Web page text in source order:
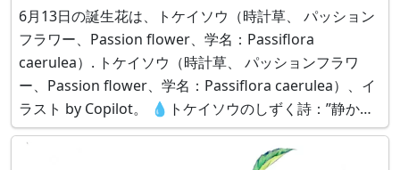
6月13日の誕生花は、トケイソウ（時計草、 パッション
フラワー、Passion flower、学名：Passiflora
caerulea）. トケイソウ（時計草、 パッションフラワ
ー、Passion flower、学名：Passiflora caerulea）、イ
ラスト by Copilot。 💧トケイソウのしずく詩：”静かな
時を抱きしめて” by Aqua トケイソウの花びらは、